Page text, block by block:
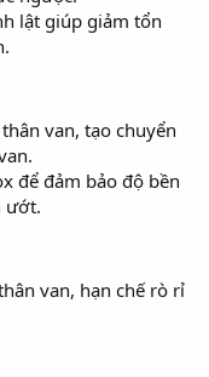
lật giúp giảm tổn
van, tạo chuyển
để đảm bảo độ bền
ướt.
van, hạn chế rò rỉ